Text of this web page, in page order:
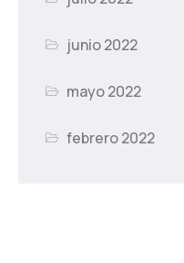
junio 2022
mayo 2022
febrero 2022